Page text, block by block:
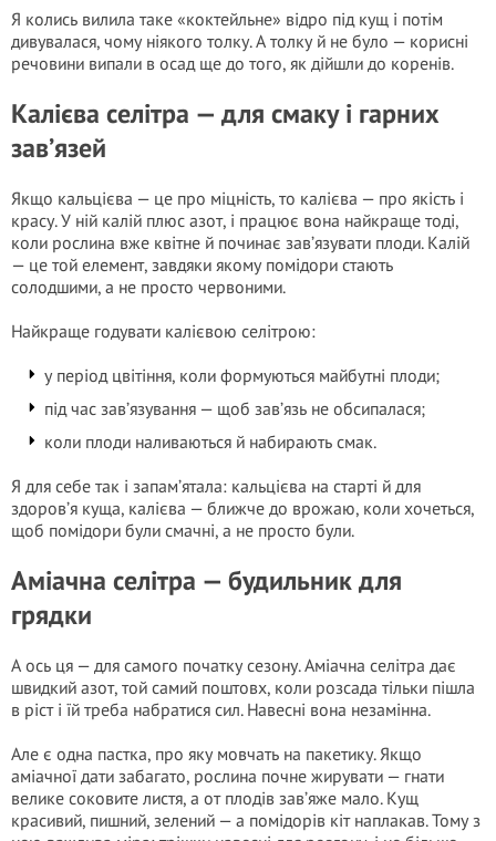
Я колись вилила таке «коктейльне» відро під кущ і потім
дивувалася, чому ніякого толку. А толку й не було — корисні
речовини випали в осад ще до того, як дійшли до коренів.
Калієва селітра — для смаку і гарних
зав’язей
Якщо кальцієва — це про міцність, то калієва — про якість і
красу. У ній калій плюс азот, і працює вона найкраще тоді,
коли рослина вже квітне й починає зав’язувати плоди. Калій
— це той елемент, завдяки якому помідори стають
солодшими, а не просто червоними.
Найкраще годувати калієвою селітрою:
у період цвітіння, коли формуються майбутні плоди;
під час зав’язування — щоб зав’язь не обсипалася;
коли плоди наливаються й набирають смак.
Я для себе так і запам’ятала: кальцієва на старті й для
здоров’я куща, калієва — ближче до врожаю, коли хочеться,
щоб помідори були смачні, а не просто були.
Аміачна селітра — будильник для
грядки
А ось ця — для самого початку сезону. Аміачна селітра дає
швидкий азот, той самий поштовх, коли розсада тільки пішла
в ріст і їй треба набратися сил. Навесні вона незамінна.
Але є одна пастка, про яку мовчать на пакетику. Якщо
аміачної дати забагато, рослина почне жирувати — гнати
велике соковите листя, а от плодів зав’яже мало. Кущ
красивий, пишний, зелений — а помідорів кіт наплакав. Тому з